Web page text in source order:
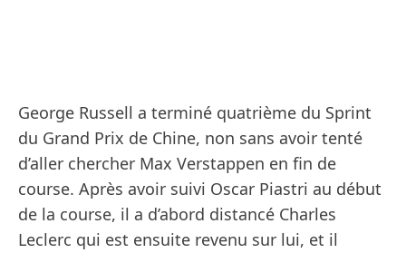
George Russell a terminé quatrième du Sprint
du Grand Prix de Chine, non sans avoir tenté
d’aller chercher Max Verstappen en fin de
course. Après avoir suivi Oscar Piastri au début
de la course, il a d’abord distancé Charles
Leclerc qui est ensuite revenu sur lui, et il